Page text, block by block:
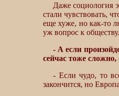
Даже социология
стали чувствовать,
еще хуже, но как-то
уж вопрос к обществу.
- А если
сейчас тоже
- Если чудо, то
закончится, но